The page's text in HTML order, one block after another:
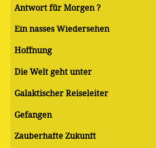
Antwort für Morgen ?
Ein nasses Wiedersehen
Hoffnung
Die Welt geht unter
Galaktischer Reiseleiter
Gefangen
Zauberhafte Zukunft